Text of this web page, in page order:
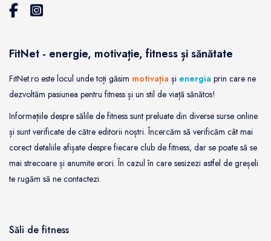
FitNet - energie, motivație, fitness și sănătate
FitNet.ro este locul unde toți găsim motivația și energia prin care ne
dezvoltăm pasiunea pentru fitness și un stil de viață sănătos!
Informațiile despre sălile de fitness sunt preluate din diverse surse online
și sunt verificate de către editorii noștri. Încercăm să verificăm cât mai
corect detaliile afișate despre fiecare club de fitness, dar se poate să se
mai strecoare și anumite erori. În cazul în care sesizezi astfel de greșeli
te rugăm să ne contactezi.
Săli de fitness